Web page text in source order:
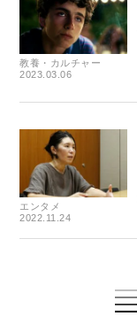
教養・カルチャー
2023.03.06
エンタメ
2022.11.24